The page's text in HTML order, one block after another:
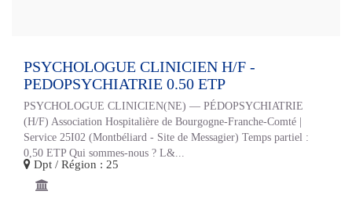
PSYCHOLOGUE CLINICIEN H/F -
PEDOPSYCHIATRIE 0.50 ETP
PSYCHOLOGUE CLINICIEN(NE) — PÉDOPSYCHIATRIE
(H/F) Association Hospitalière de Bourgogne-Franche-Comté |
Service 25I02 (Montbéliard - Site de Messagier) Temps partiel :
0,50 ETP Qui sommes-nous ? L&...
Dpt / Région : 25